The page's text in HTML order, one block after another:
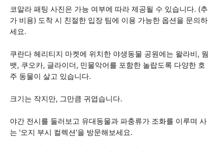
코알라 패팅 사진은 가능 여부에 따라 제공될 수 있습니다. (추
가 비용) 도착 시 친절한 입장 팀에 이용 가능한 옵션을 문의하
세요.
쿠란다 헤리티지 마켓에 위치한 야생동물 공원에는 왈라비, 웜
뱃, 쿠오카, 글라이더, 민물악어를 포함한 놀랍도록 다양한 호
주 동물이 살고 있습니다.
크기는 작지만, 그만큼 귀엽습니다.
야간 전시를 둘러보고 유대동물과 파충류가 조화를 이루며 사
는 '오지 부시 컬렉션'을 방문해보세요.